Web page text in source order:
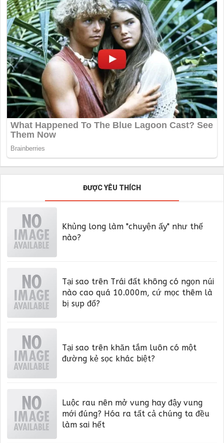
ĐƯỢC YÊU THÍCH
Khủng long làm "chuyện ấy" như thế
nào?
Tại sao trên Trái đất không có ngọn núi
nào cao quá 10.000m, cứ mọc thêm là
bị sụp đổ?
Tại sao trên khăn tắm luôn có một
đường kẻ sọc khác biệt?
Luộc rau nên mở vung hay đậy vung
mới đúng? Hóa ra tất cả chúng ta đều
làm sai hết